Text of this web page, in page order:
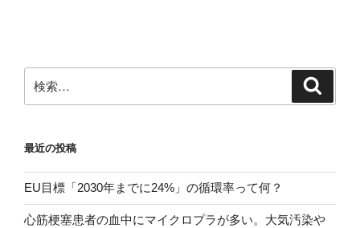
索:
最近の投稿
EU目標「2030年までに24%」の循環率って何？
心筋梗塞患者の血中にマイクロプラが多い。大気汚染や